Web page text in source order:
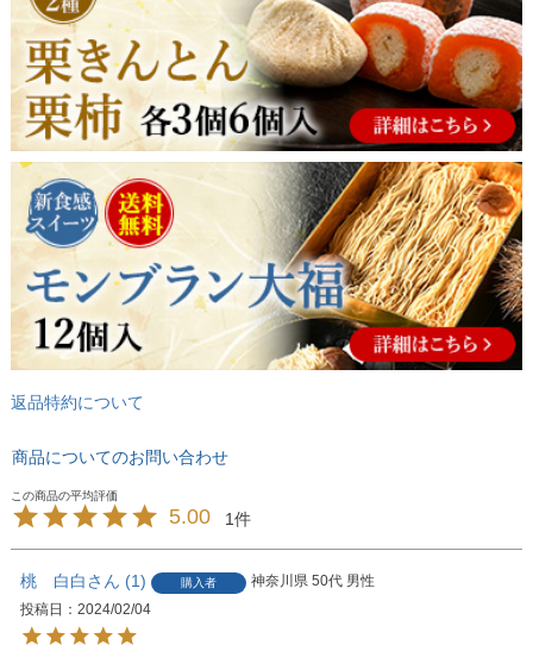
返品特約について
商品についてのお問い合わせ
5.00 1
桃 白白 1 購入者 神奈川県 50代 男性
投稿日
2024/02/04